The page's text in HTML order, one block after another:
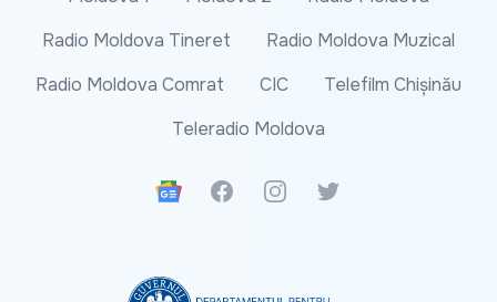
Radio Moldova Tineret
Radio Moldova Muzical
Radio Moldova Comrat
CIC
Telefilm Chișinău
Teleradio Moldova
Google News
FacebookInstagramTwitter